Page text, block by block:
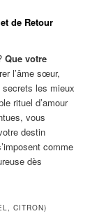
de Retour
Que votre
l’âme sœur,
secrets les mieux
rituel d’amour
vous
destin
comme
dès
CITRON)